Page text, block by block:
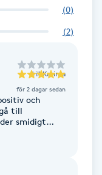
(0)
(2)
till Karima
för 2 dagar sedan
och
till
smidigt